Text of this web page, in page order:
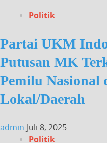
Politik
Partai UKM
Putusan MK
Pemilu Nasional
Lokal/Daerah
admin Juli 8, 2025
Politik